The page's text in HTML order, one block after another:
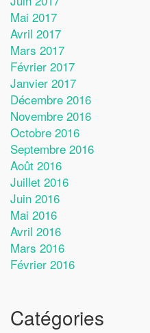
Mai 2017
Avril 2017
Mars 2017
Février 2017
Janvier 2017
Décembre 2016
Novembre 2016
Octobre 2016
Septembre 2016
Août 2016
Juillet 2016
Juin 2016
Mai 2016
Avril 2016
Mars 2016
Février 2016
Catégories